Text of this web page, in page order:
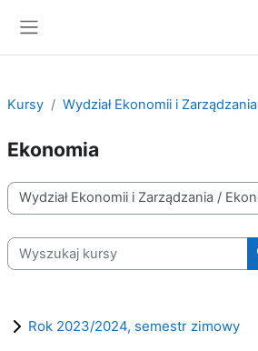
Kursy Wydział Ekonomii i Zarządzania
Ekonomia
Kategorie kursów
Wyszukaj kursy
Rok 2023/2024, semestr zimowy